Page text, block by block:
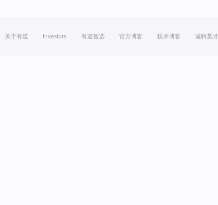
关于有道 Investors 有道智选 官方博客 技术博客 诚聘英才